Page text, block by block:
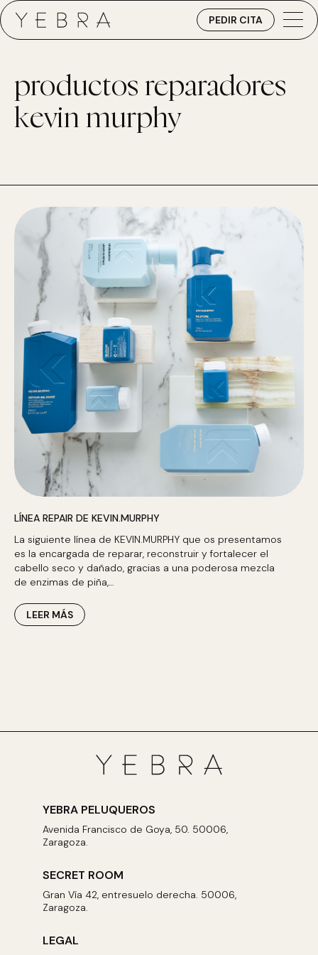
PEDIR CITA
productos reparadores
kevin murphy
LÍNEA REPAIR DE KEVIN.MURPHY
La siguiente línea de KEVIN.MURPHY que os presentamos
es la encargada de reparar, reconstruir y fortalecer el
cabello seco y dañado, gracias a una poderosa mezcla
de enzimas de piña,…
LEER MÁS
LEGAL
YEBRA PELUQUEROS
Avenida Francisco de Goya, 50. 50006,
Zaragoza.
SECRET ROOM
Gran Vía 42, entresuelo derecha. 50006,
Zaragoza.